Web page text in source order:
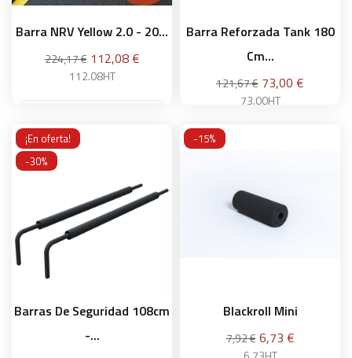
Barra NRV Yellow 2.0 - 20...
Precio
224,17 € Precio
112,08 €
112.08HT
Añadir a la cesta
Barra Reforzada Tank 180
Cm...
Precio
121,67 € Precio
73,00 €
73.00HT
Barras De Seguridad 108cm
-...
¡En oferta!
-30%
Blackroll Mini
Precio
7,92 € Precio
6,73 €
-15%